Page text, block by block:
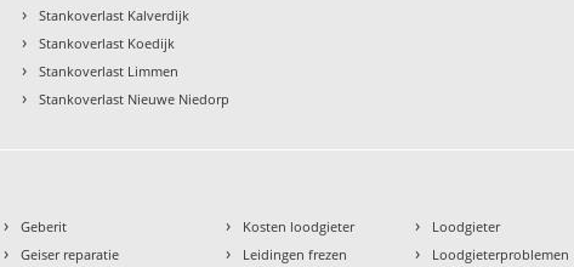
› Stankoverlast Kalverdijk
› Stankoverlast Koedijk
› Stankoverlast Limmen
› Stankoverlast Nieuwe Niedorp
› Geberit
› Geiser reparatie
› Kosten loodgieter
› Leidingen frezen
› Loodgieter
› Loodgieterproblemen